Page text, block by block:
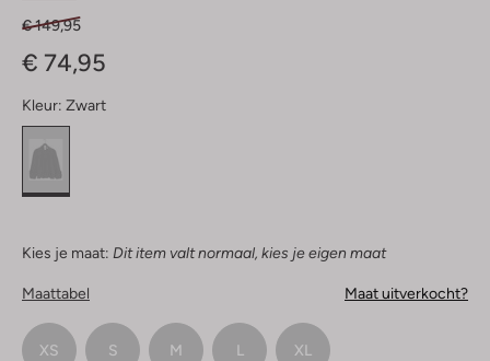
€ 149,95
€ 74,95
Kleur: Zwart
Kies je maat: Dit item valt normaal, kies je eigen maat
Maattabel Maat uitverkocht?
XS S M L XL